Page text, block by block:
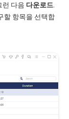
런 다음 다운로드
할 항목을 선택합